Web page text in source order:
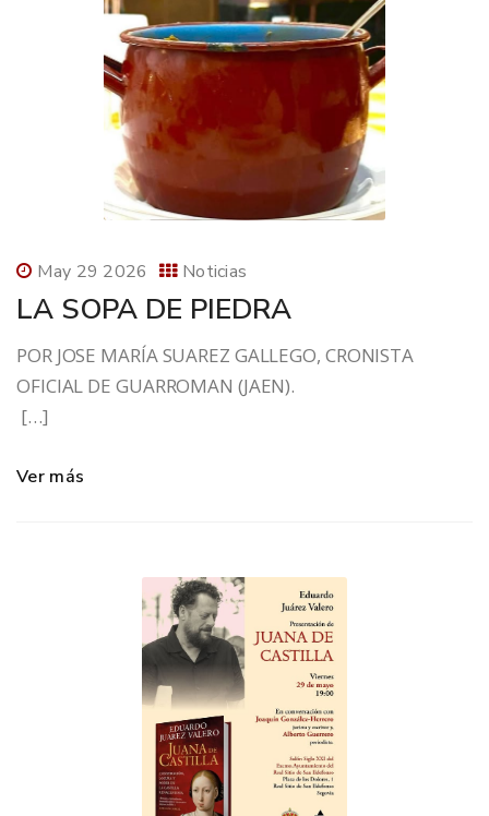
May 29 2026 Noticias
LA SOPA DE PIEDRA
POR JOSE MARÍA SUAREZ GALLEGO, CRONISTA
OFICIAL DE GUARROMAN (JAEN).
[…]
Ver más